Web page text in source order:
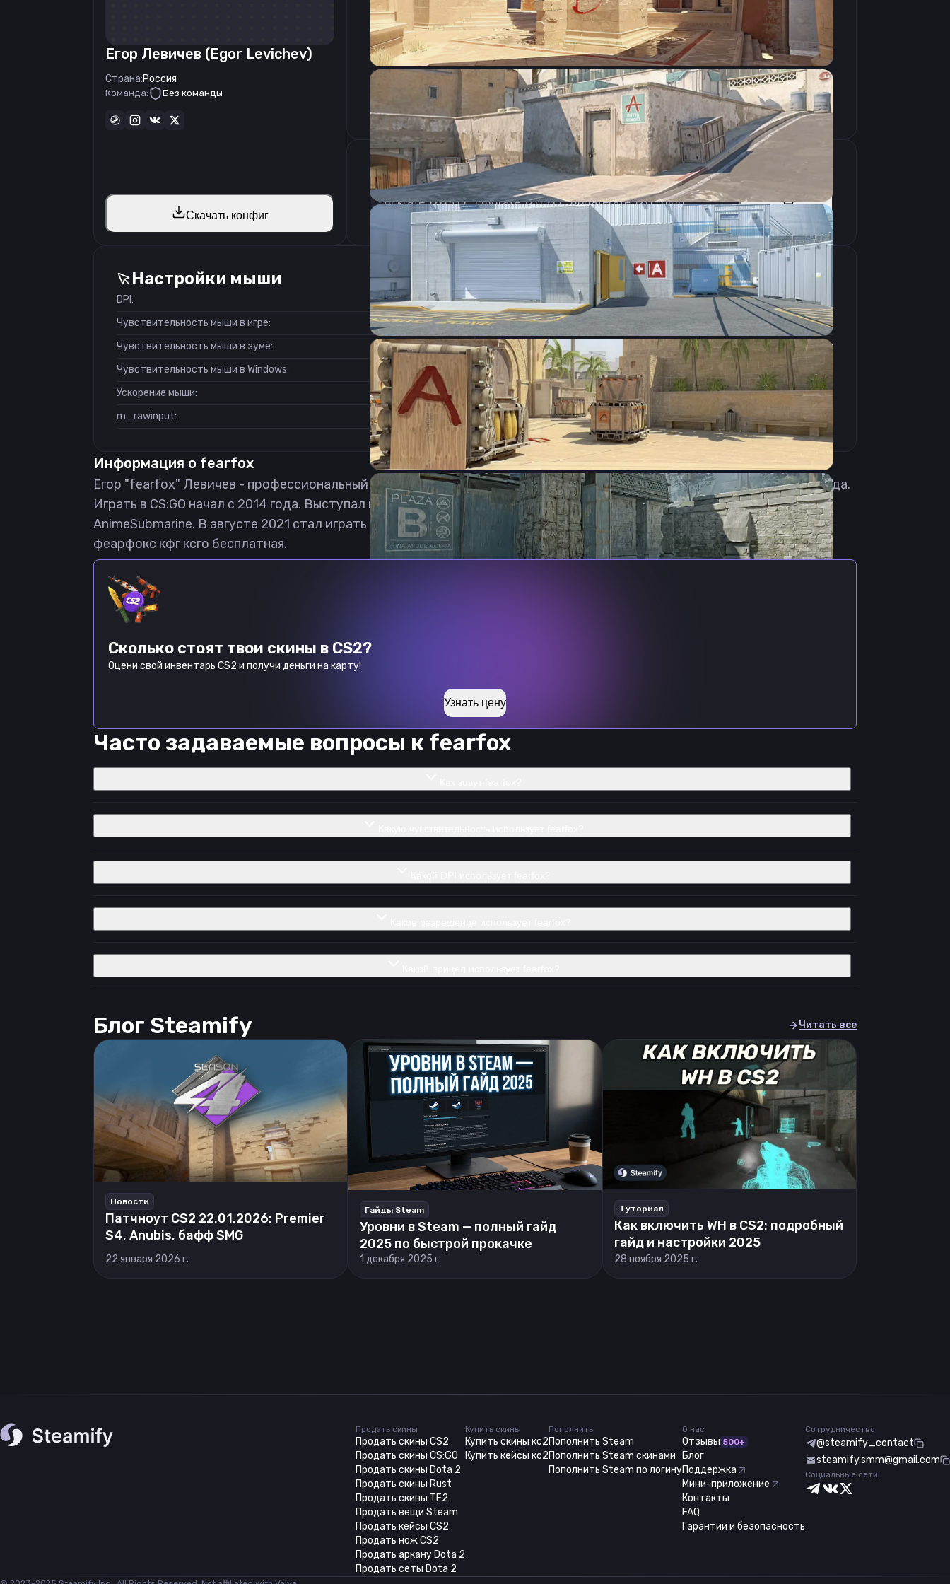
Егор Левичев (Egor Levichev)
Страна:Россия
Команда: Без команды
Скачать конфиг
CSGO-wQ3YO-Bs4bn-Rrmxj-CTd8Z-POwLA
Скопировать
Параметры запуска
-tickrate 128 +cl_cmdrate 128 +cl_updaterate 128 -high
Скопировать
Настройки мыши
DPI:
1600
Чувствительность мыши в игре:
0.55
Чувствительность мыши в зуме:
1
Чувствительность мыши в Windows:
6/11
Ускорение мыши:
0
m_rawinput:
1
Настройки экрана
Разрешение
1280×960
Соотношение сторон
4:3
Формат изображения
Растянутое
Частота обновления
Информация о fearfox
Егор "fearfox" Левичев - профессиональный игрок в Counter-Strike: Global Offensive из России. Родился 25 июня 2003 года.
Играть в CS:GO начал с 2014 года. Выступал в таких коллективах, как: aimg0d, PUGSTAR5, ZePugGodZ, Dracarys, 2BYL9 и
AnimeSubmarine. В августе 2021 стал играть в zxc. Скачать fearfox cfg csgo можно лишь с нашего сайта. Загрузка
феарфокс кфг ксго бесплатная.
Сколько стоят твои скины в CS2?
Оцени свой инвентарь CS2 и получи деньги на карту!
Узнать цену
Часто задаваемые вопросы к fearfox
Блог Steamify Читать все
Новости
Патчноут CS2 22.01.2026: Premier
S4, Anubis, бафф SMG
22 января 2026 г.
Гайды Steam
Уровни в Steam — полный гайд
2025 по быстрой прокачке
1 декабря 2025 г.
Туториал
Как включить WH в CS2: подробный
гайд и настройки 2025
28 ноября 2025 г.
Продать скины
Продать скины CS2
Продать скины CS:GO
Продать скины Dota 2
Продать скины Rust
Продать скины TF2
Продать вещи Steam
Продать кейсы CS2
Продать нож CS2
Продать аркану Dota 2
Продать сеты Dota 2
Купить скины
Купить скины кс2
Купить кейсы кс2
Пополнить
Пополнить Steam
Пополнить Steam скинами
Пополнить Steam по логину
О нас
Отзывы 500+
Блог
Поддержка
Мини-приложение
Контакты
FAQ
Гарантии и безопасность
Сотрудничество
@steamify_contact
steamify.smm@gmail.com
Социальные сети